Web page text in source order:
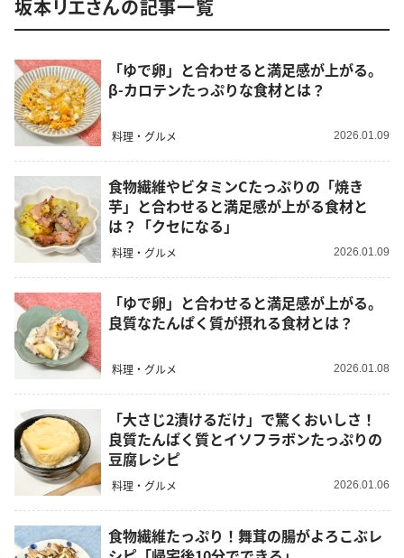
坂本リエさんの記事一覧
「ゆで卵」と合わせると満足感が上がる。
β-カロテンたっぷりな食材とは？
料理・グルメ 2026.01.09
食物繊維やビタミンCたっぷりの「焼き
芋」と合わせると満足感が上がる食材と
は？「クセになる」
料理・グルメ 2026.01.09
「ゆで卵」と合わせると満足感が上がる。
良質なたんぱく質が摂れる食材とは？
料理・グルメ 2026.01.08
「大さじ2漬けるだけ」で驚くおいしさ！
良質たんぱく質とイソフラボンたっぷりの
豆腐レシピ
料理・グルメ 2026.01.06
食物繊維たっぷり！舞茸の腸がよろこぶレ